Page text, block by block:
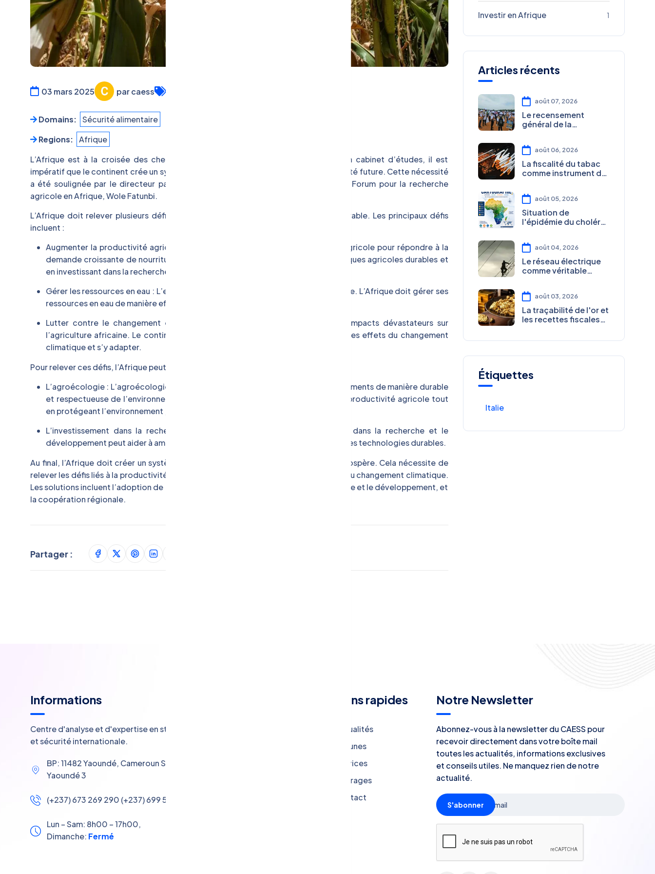
03 mars 2025 par caess
Domains:
Sécurité alimentaire
Regions:
Afrique
L’Afrique est à la croisée des chemins pour assurer son avenir agricole. Selon un cabinet d’études, il est
impératif que le continent crée un système agricole durable pour garantir sa prospérité future. Cette nécessité
a été soulignée par le directeur par intérim de la recherche et de l’innovation au Forum pour la recherche
agricole en Afrique, Wole Fatunbi.
L’Afrique doit relever plusieurs défis pour mettre en place un système agricole durable. Les principaux défis
incluent :
Augmenter la productivité agricole : L’Afrique doit améliorer sa productivité agricole pour répondre à la
demande croissante de nourriture. Cela peut être réalisé en adoptant des pratiques agricoles durables et
en investissant dans la recherche et le développement ;
Gérer les ressources en eau : L’eau est une ressource essentielle pour l’agriculture. L’Afrique doit gérer ses
ressources en eau de manière efficace pour éviter les pénuries et les conflits ;
Lutter contre le changement climatique : Le changement climatique a des impacts dévastateurs sur
l’agriculture africaine. Le continent doit adopter des stratégies pour atténuer les effets du changement
climatique et s’y adapter.
Pour relever ces défis, l’Afrique peut adopter plusieurs solutions :
L’agroécologie : L’agroécologie est une approche qui consiste à produire des aliments de manière durable
et respectueuse de l’environnement. Cette approche peut aider à améliorer la productivité agricole tout
en protégeant l’environnement ;
L’investissement dans la recherche et le développement : L’investissement dans la recherche et le
développement peut aider à améliorer la productivité agricole et à développer des technologies durables.
Au final, l’Afrique doit créer un système agricole durable pour garantir son avenir prospère. Cela nécessite de
relever les défis liés à la productivité agricole, à la gestion des ressources en eau et au changement climatique.
Les solutions incluent l’adoption de l’agroécologie, l’investissement dans la recherche et le développement, et
la coopération régionale.
Partager :
Investir en Afrique 1
Articles récents
août 07, 2026
Le recensement
général de la
retards successifs au
Cameroun
août 06, 2026
La fiscalité du tabac
comme instrument de
Cameroun
août 05, 2026
Situation de
l'épidémie du choléra
l'extrême nord en
juillet 2026
août 04, 2026
Le réseau électrique
comme véritable
d'étranglement au
Cameroun
août 03, 2026
La traçabilité de l'or et
les recettes fiscales
Étiquettes
Italie
Informations
Centre d'analyse et d'expertise en stratégie
et sécurité internationale.
BP: 11482 Yaoundé, Cameroun Siège: Efoulan,
Yaoundé 3
(+237) 673 269 290 (+237) 699 561 611
Lun – Sam: 8h00 – 17h00,
Dimanche: Fermé
Liens rapides
Actualités
Tribunes
Services
Ouvrages
Contact
Notre Newsletter
Abonnez-vous à la newsletter du CAESS pour
recevoir directement dans votre boîte mail
toutes les actualités, informations exclusives
et conseils utiles. Ne manquez rien de notre
actualité.
S'abonner